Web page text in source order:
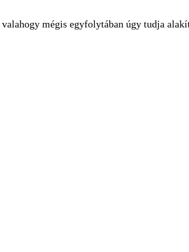
mégis egyfolytában úgy tudja